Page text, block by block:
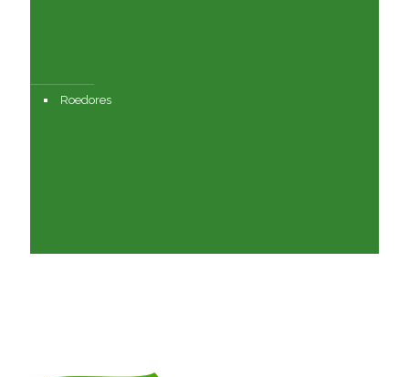
Roedores